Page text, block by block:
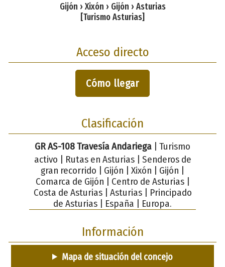
Gijón › Xixón › Gijón › Asturias
[Turismo Asturias]
Acceso directo
Cómo llegar
Clasificación
GR AS-108 Travesía Andariega | Turismo
activo | Rutas en Asturias | Senderos de
gran recorrido | Gijón | Xixón | Gijón |
Comarca de Gijón | Centro de Asturias |
Costa de Asturias | Asturias | Principado
de Asturias | España | Europa.
Información
Mapa de situación del concejo